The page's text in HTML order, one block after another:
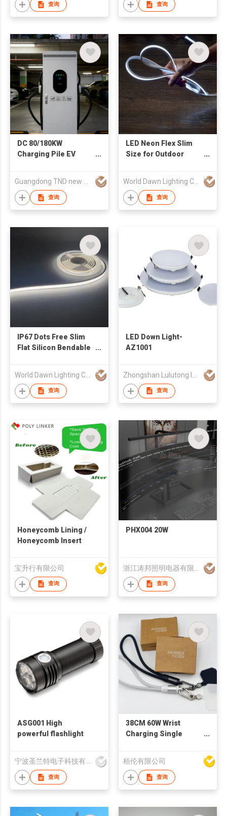
查询 查询
DC 80/180KW
Charging Pile EV
Guangdong TND new energy technology Co., LTD
查询
LED Neon Flex Slim
Size for Outdoor
Strip Light
World Dawn Lighting Co., Ltd.
查询
IP67 Dots Free Slim
Flat Silicon Bendable
查询
LED Down Light-
AZ1001
查询
Honeycomb Lining /
Honeycomb Insert
宝升行有限公司
查询
PHX004 20W
查询
ASG001 High
powerful flashlight
宁波圣兰特电子科技有限公司
查询
38CM 60W Wrist
Charging Single
栢伦有限公司
查询